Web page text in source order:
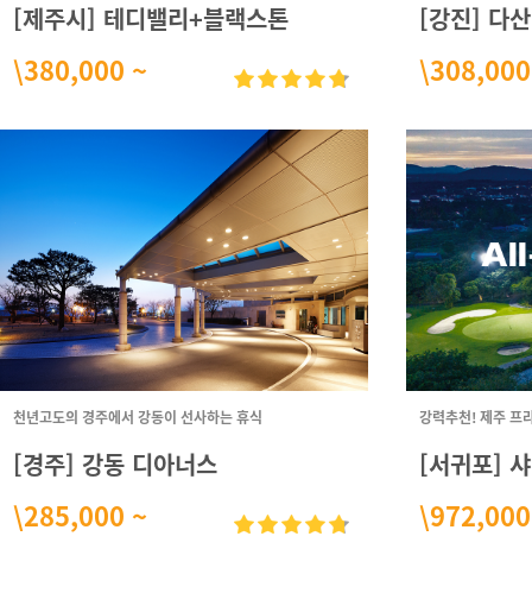
[제주시] 테디밸리+블랙스톤
\380,000 ~
[강진] 다
천년고도의 경주에서 강동이 선사하는 휴식
[경주] 강동 디아너스
\285,000 ~
강력추천! 제주 프
[서귀포]